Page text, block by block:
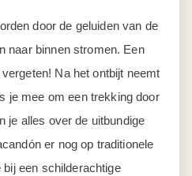
door de geluiden van de
naar binnen stromen. Een
Na het ontbijt neemt
je mee om een trekking door
je alles over de uitbundige
er nog op traditionele
een schilderachtige